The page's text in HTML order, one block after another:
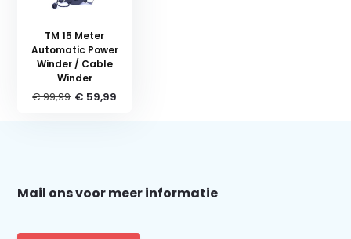
TM 15 Meter
Automatic Power
Winder / Cable
Winder
€ 99,99 € 59,99
Mail ons voor meer informatie
Schrijf je in voor onze nieuwsbrief: